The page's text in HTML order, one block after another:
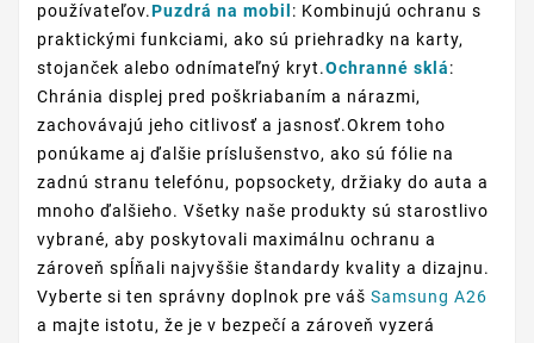
používateľov.Puzdrá na mobil : Kombinujú ochranu s
praktickými funkciami, ako sú priehradky na karty,
stojanček alebo odnímateľný kryt.Ochranné sklá:
Chránia displej pred poškriabaním a nárazmi,
zachovávajú jeho citlivosť a jasnosť.Okrem toho
ponúkame aj ďalšie príslušenstvo, ako sú fólie na
zadnú stranu telefónu, popsockety, držiaky do auta a
mnoho ďalšieho. Všetky naše produkty sú starostlivo
vybrané, aby poskytovali maximálnu ochranu a
zároveň spĺňali najvyššie štandardy kvality a dizajnu.
Vyberte si ten správny doplnok pre váš Samsung A26
a majte istotu, že je v bezpečí a zároveň vyzerá